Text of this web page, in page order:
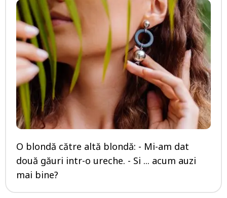
O blondă către altă blondă: - Mi-am dat
două găuri intr-o ureche. - Si ... acum auzi
mai bine?